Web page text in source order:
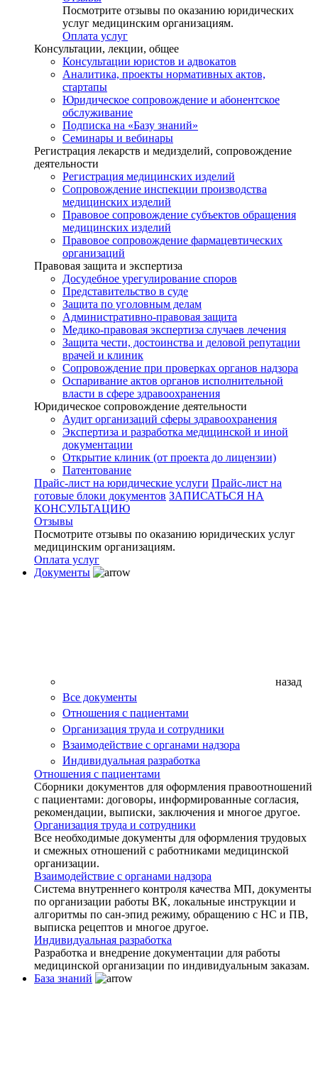
Посмотрите отзывы по оказанию юридических
услуг медицинским организациям.
Оплата услуг
Консультации, лекции, общее
Консультации юристов и адвокатов
Аналитика, проекты нормативных актов,
стартапы
Юридическое сопровождение и абонентское
обслуживание
Подписка на «Базу знаний»
Семинары и вебинары
Регистрация лекарств и медизделий, сопровождение
деятельности
Регистрация медицинских изделий
Сопровождение инспекции производства
медицинских изделий
Правовое сопровождение субъектов обращения
медицинских изделий
Правовое сопровождение фармацевтических
организаций
Правовая защита и экспертиза
Досудебное урегулирование споров
Представительство в суде
Защита по уголовным делам
Административно-правовая защита
Медико-правовая экспертиза случаев лечения
Защита чести, достоинства и деловой репутации
врачей и клиник
Сопровождение при проверках органов надзора
Оспаривание актов органов исполнительной
власти в сфере здравоохранения
Юридическое сопровождение деятельности
Аудит организаций сферы здравоохранения
Экспертиза и разработка медицинской и иной
документации
Открытие клиник (от проекта до лицензии)
Патентование
Прайс-лист на юридические услуги Прайс-лист на
готовые блоки документов ЗАПИСАТЬСЯ НА
КОНСУЛЬТАЦИЮ
Отзывы
Посмотрите отзывы по оказанию юридических услуг
медицинским организациям.
Оплата услуг
Документы
назад
Все документы
Отношения с пациентами
Организация труда и сотрудники
Взаимодействие с органами надзора
Индивидуальная разработка
Отношения с пациентами
Сборники документов для оформления правоотношений
с пациентами: договоры, информированные согласия,
рекомендации, выписки, заключения и многое другое.
Организация труда и сотрудники
Все необходимые документы для оформления трудовых
и смежных отношений с работниками медицинской
организации.
Взаимодействие с органами надзора
Система внутреннего контроля качества МП, документы
по организации работы ВК, локальные инструкции и
алгоритмы по сан-эпид режиму, обращению с НС и ПВ,
выписка рецептов и многое другое.
Индивидуальная разработка
Разработка и внедрение документации для работы
медицинской организации по индивидуальным заказам.
База знаний